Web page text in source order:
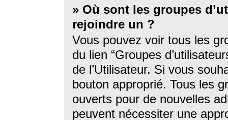
» Où sont les groupes
rejoindre un ?
Vous pouvez voir tous les
du lien “Groupes
de l’Utilisateur. Si vous
bouton approprié. Tous les
ouverts pour de nouvelles
peuvent nécessiter une